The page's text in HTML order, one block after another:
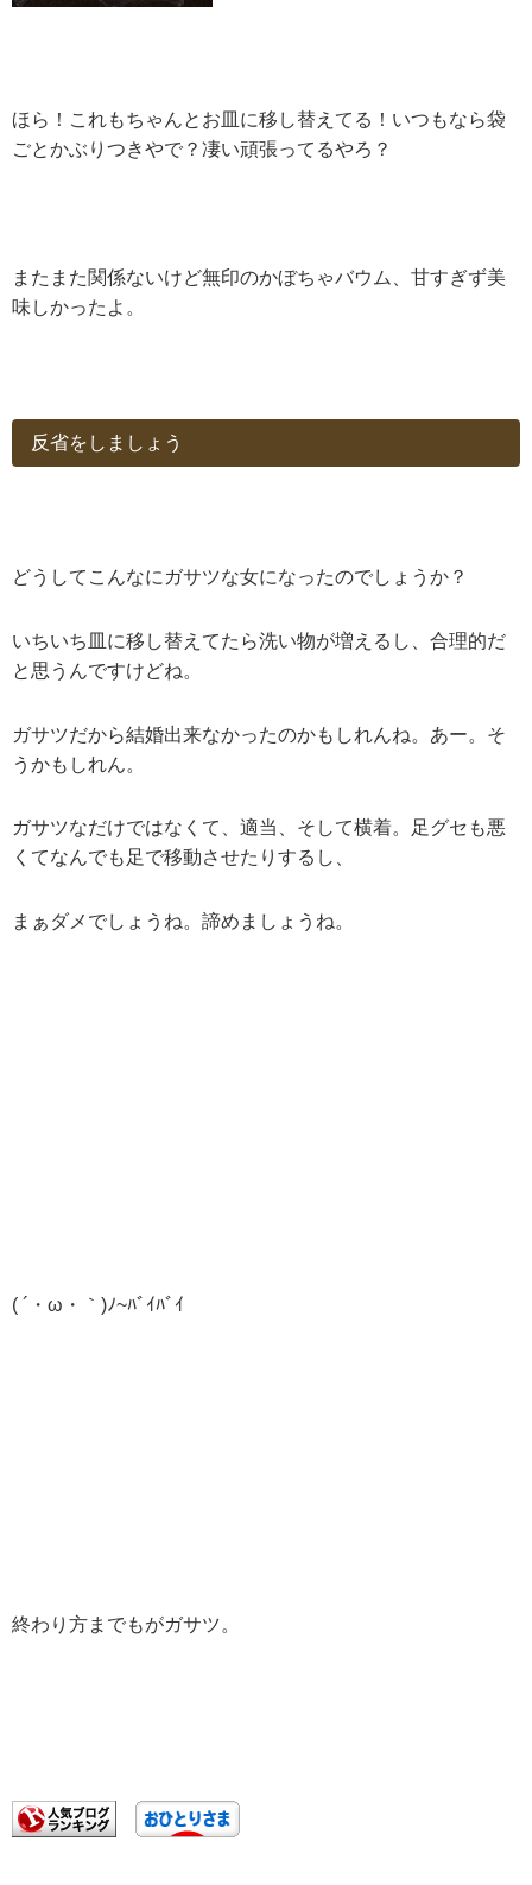
ほら！これもちゃんとお皿に移し替えてる！いつもなら袋
ごとかぶりつきやで？凄い頑張ってるやろ？
またまた関係ないけど無印のかぼちゃバウム、甘すぎず美
味しかったよ。
反省をしましょう
どうしてこんなにガサツな女になったのでしょうか？
いちいち皿に移し替えてたら洗い物が増えるし、合理的だ
と思うんですけどね。
ガサツだから結婚出来なかったのかもしれんね。あー。そ
うかもしれん。
ガサツなだけではなくて、適当、そして横着。足グセも悪
くてなんでも足で移動させたりするし、
まぁダメでしょうね。諦めましょうね。
( ´・ω・｀)ﾉ~ﾊﾞｲﾊﾞｲ
終わり方までもがガサツ。